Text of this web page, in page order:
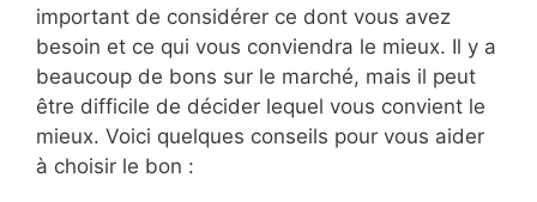
important de considérer ce dont vous avez
besoin et ce qui vous conviendra le mieux. Il y a
beaucoup de bons sur le marché, mais il peut
être difficile de décider lequel vous convient le
mieux. Voici quelques conseils pour vous aider
à choisir le bon :